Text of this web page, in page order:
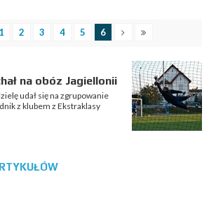
1 2 3 4 5 6
na obóz Jagiellonii
udał się na zgrupowanie
z klubem z Ekstraklasy